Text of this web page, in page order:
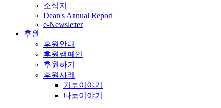
소식지
Dean's Annual Report
e-Newsletter
후원
후원안내
후원캠페인
후원하기
후원사례
기부이야기
나눔이야기